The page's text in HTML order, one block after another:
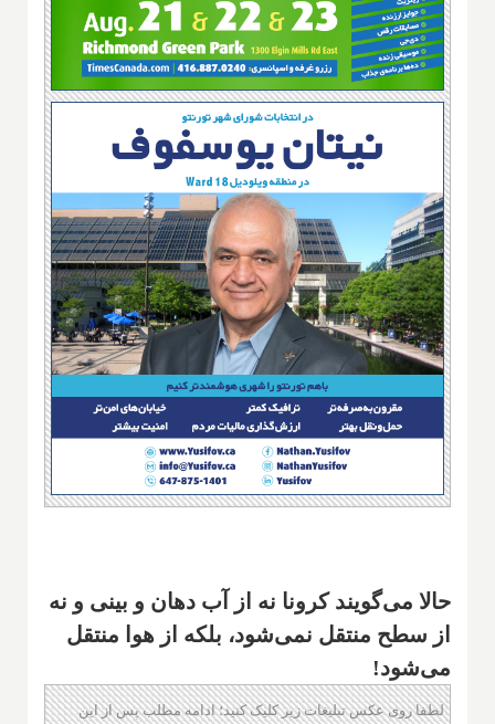
حالا می‌گویند کرونا نه از آب دهان و بینی و نه
از سطح منتقل نمی‌شود، بلکه از هوا منتقل
می‌شود!
لطفا روی عکس تبلیغات زیر کلیک کنید؛ ادامه مطلب پس از این